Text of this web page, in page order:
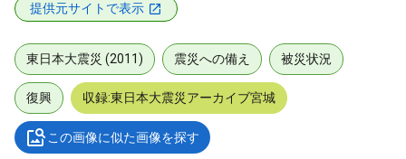
提供元サイトで表示
東日本大震災 (2011) 震災への備え 被災状況
復興 収録:東日本大震災アーカイブ宮城
この画像に似た画像を探す